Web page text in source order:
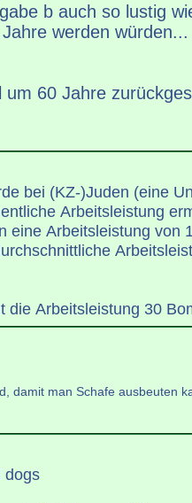
b auch so lustig
werden
um 60 Jahre
bei (KZ-)Juden (eine
Arbeitsleistung
eine Arbeitsleistung von
die Arbeitsleistung 30
damit man Schafe ausbeuten
dogs